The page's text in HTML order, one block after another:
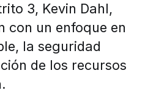
3, Kevin Dahl,
con un enfoque en
la seguridad
de los recursos